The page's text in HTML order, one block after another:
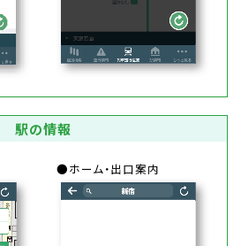
駅の情報
●ホーム・出口案内